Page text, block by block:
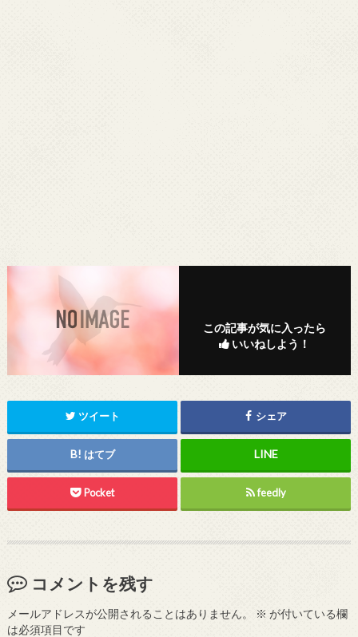
この記事が気に入ったら
いいねしよう！
ツイート シェア
はてブ
Pocket feedly
コメントを残す
メールアドレスが公開されることはありません。 ※ が付いている欄
は必須項目です